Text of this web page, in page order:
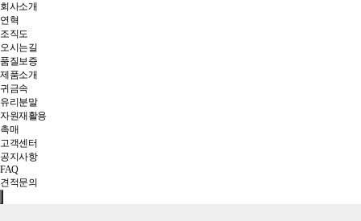
회사소개
연혁
조직도
오시는길
품질보증
제품소개
귀금속
유리분말
자원재활용
촉매
고객센터
공지사항
FAQ
견적문의